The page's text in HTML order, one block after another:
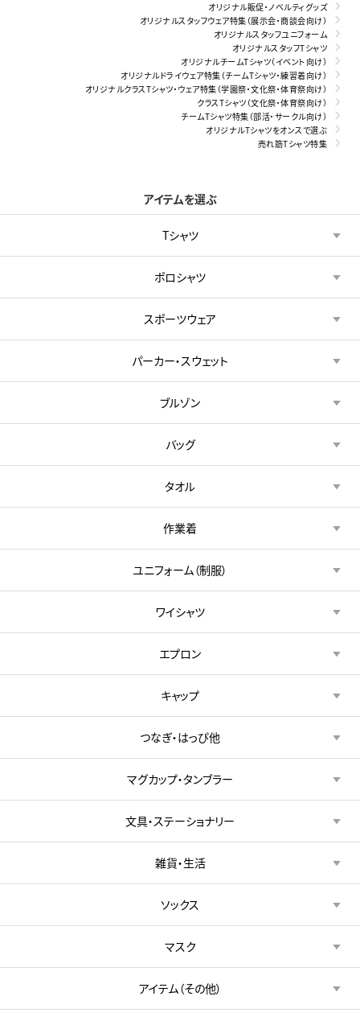
オリジナル販促・ノベルティグッズ
オリジナルスタッフウェア特集（展示会・商談会向け）
オリジナルスタッフユニフォーム
オリジナルスタッフTシャツ
オリジナルチームTシャツ（イベント向け）
オリジナルドライウェア特集（チームTシャツ・練習着向け）
オリジナルクラスTシャツ・ウェア特集（学園祭・文化祭・体育祭向け）
クラスTシャツ（文化祭・体育祭向け）
チームTシャツ特集（部活・サークル向け）
オリジナルTシャツをオンスで選ぶ
売れ筋Tシャツ特集
アイテムを選ぶ
Tシャツ
ポロシャツ
スポーツウェア
パーカー・スウェット
ブルゾン
バッグ
タオル
作業着
ユニフォーム（制服）
ワイシャツ
エプロン
キャップ
つなぎ・はっぴ他
マグカップ・タンブラー
文具・ステーショナリー
雑貨・生活
ソックス
マスク
アイテム（その他）